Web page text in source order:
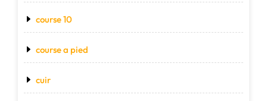
course 10
course a pied
cuir